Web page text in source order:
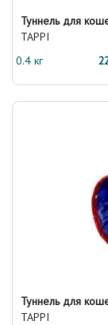
Туннель для
TAPPI
0.4 кг
Туннель для
TAPPI